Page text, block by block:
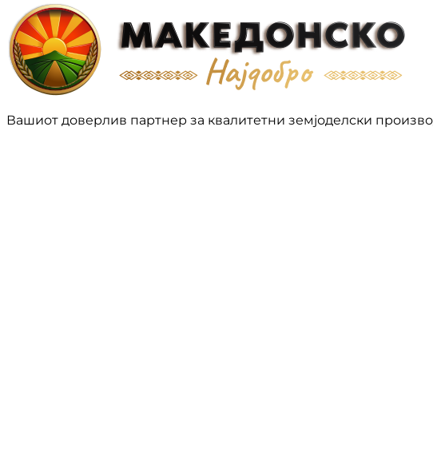
Вашиот доверлив партнер за квалитетни земјоделски